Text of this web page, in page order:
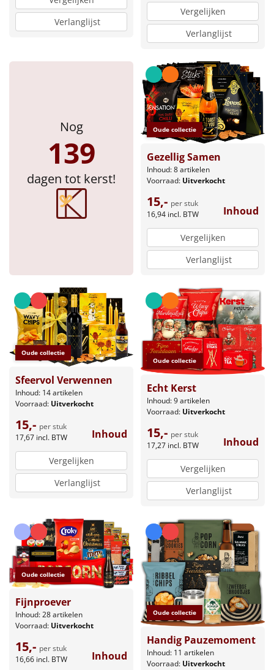
Verlanglijst
Vergelijken
Verlanglijst
Nog
139
dagen tot kerst!
Oude collectie
Gezellig Samen
Inhoud: 8 artikelen
Voorraad: Uitverkocht
15,- per stuk
16,94 incl. BTW Inhoud
Vergelijken
Verlanglijst
Oude collectie
Sfeervol Verwennen
Inhoud: 14 artikelen
Voorraad: Uitverkocht
15,- per stuk
17,67 incl. BTW Inhoud
Vergelijken
Verlanglijst
Oude collectie
Echt Kerst
Inhoud: 9 artikelen
Voorraad: Uitverkocht
15,- per stuk
17,27 incl. BTW Inhoud
Vergelijken
Verlanglijst
Oude collectie
Fijnproever
Inhoud: 28 artikelen
Voorraad: Uitverkocht
15,- per stuk
16,66 incl. BTW Inhoud
Oude collectie
Handig Pauzemoment
Inhoud: 11 artikelen
Voorraad: Uitverkocht